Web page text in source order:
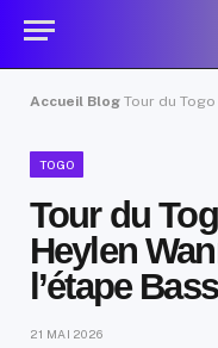
Accueil Blog Tour du Togo : Le
TOGO
Tour du
Heylen
l’étape
21 MAI 2026